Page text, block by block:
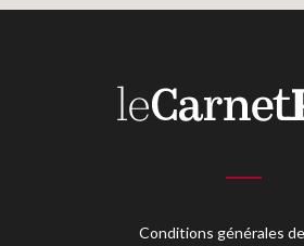
Conditions générales